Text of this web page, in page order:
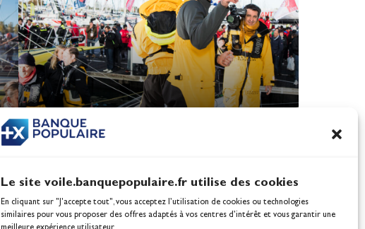
Le site voile.banquepopulaire.fr utilise des cookies
En cliquant sur "J'accepte tout", vous acceptez l’utilisation de cookies ou technologies
similaires pour vous proposer des offres adaptés à vos centres d’intérêt et vous garantir une
meilleure expérience utilisateur.